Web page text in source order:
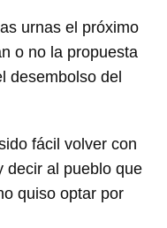
urnas el próximo
o no la propuesta
desembolso del
fácil volver con
decir al pueblo que
quiso optar por